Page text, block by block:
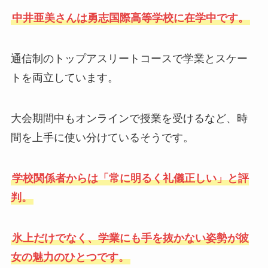
中井亜美さんは勇志国際高等学校に在学中です。
通信制のトップアスリートコースで学業とスケー
トを両立しています。
大会期間中もオンラインで授業を受けるなど、時
間を上手に使い分けているそうです。
学校関係者からは「常に明るく礼儀正しい」と評
判。
氷上だけでなく、学業にも手を抜かない姿勢が彼
女の魅力のひとつです。